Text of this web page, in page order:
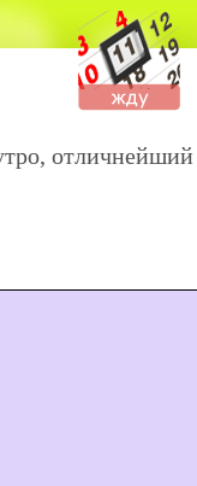
отличнейший